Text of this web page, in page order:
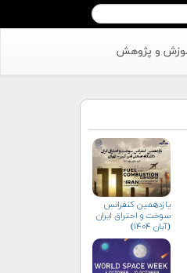
و پژوهش
یازدهمین کنفرانس
سوخت و احتراق ایران
(آبان‌ ۱۴۰۴)